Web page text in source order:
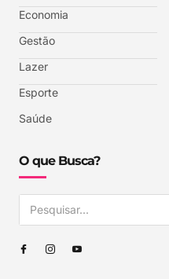
Economia
Gestão
Lazer
Esporte
Saúde
O que Busca?